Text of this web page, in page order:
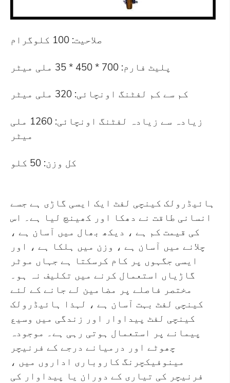
صلاحیت: 100 کلوگرام
پلیٹ فارم: 700 * 450 * 35 ملی میٹر
کم سے کم لفٹنگ اونچائی: 320 ملی میٹر
زیادہ سے زیادہ لفٹنگ اونچائی: 1260 ملی
میٹر
کل وزن: 50 کلو
ہائیڈرولک کینچی لفٹ ایک ایسی گاڑی ہے جسے
انسانی طاقت نے دھکا اور کھینچ لیا ہے۔ اس
کی قیمت کم ہے ، دیکھ بھال میں آسان ہے ،
چلانے میں آسان ہے ، وزن میں ہلکا ہے ، اور
ایسی جگہوں پر کام کرسکتا ہے جہاں موٹر
گاڑیاں استعمال کرنے میں تکلیف نہ ہو۔
مختصر فاصلے پر مضامین لے جانے کے لئے
کینچی لفٹ بہت آسان ہے ، لہذا ہائیڈرولک
کینچی لفٹ پیداوار اور زندگی میں وسیع
پیمانے پر استعمال ہوتی رہی ہے۔ موجودہ
چھوٹے اور درمیانے درجے کے فرنیچر
مینوفیکچرنگ کاروباری اداروں میں ،
فرنیچر کی تیاری کے دوران یا پیداوار کی